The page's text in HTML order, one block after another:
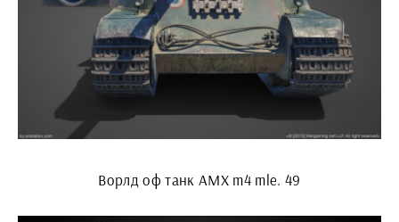
Ворлд оф танк AMX m4 mle. 49